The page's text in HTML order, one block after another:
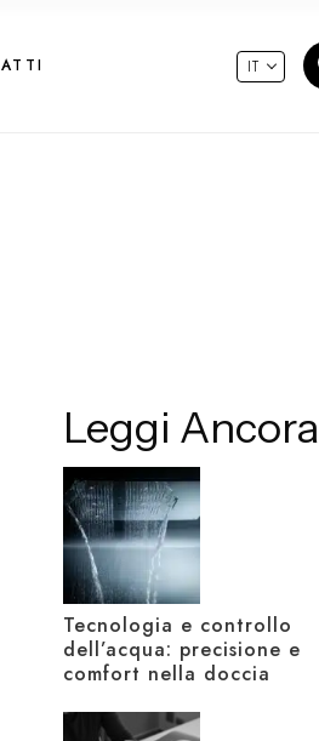
IT
Leggi Ancora
Tecnologia e controllo
dell’acqua: precisione e
comfort nella doccia